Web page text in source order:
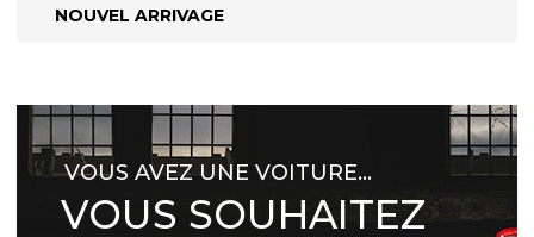
NOUVEL ARRIVAGE
VOUS AVEZ UNE VOITURE…
VOUS SOUHAITEZ